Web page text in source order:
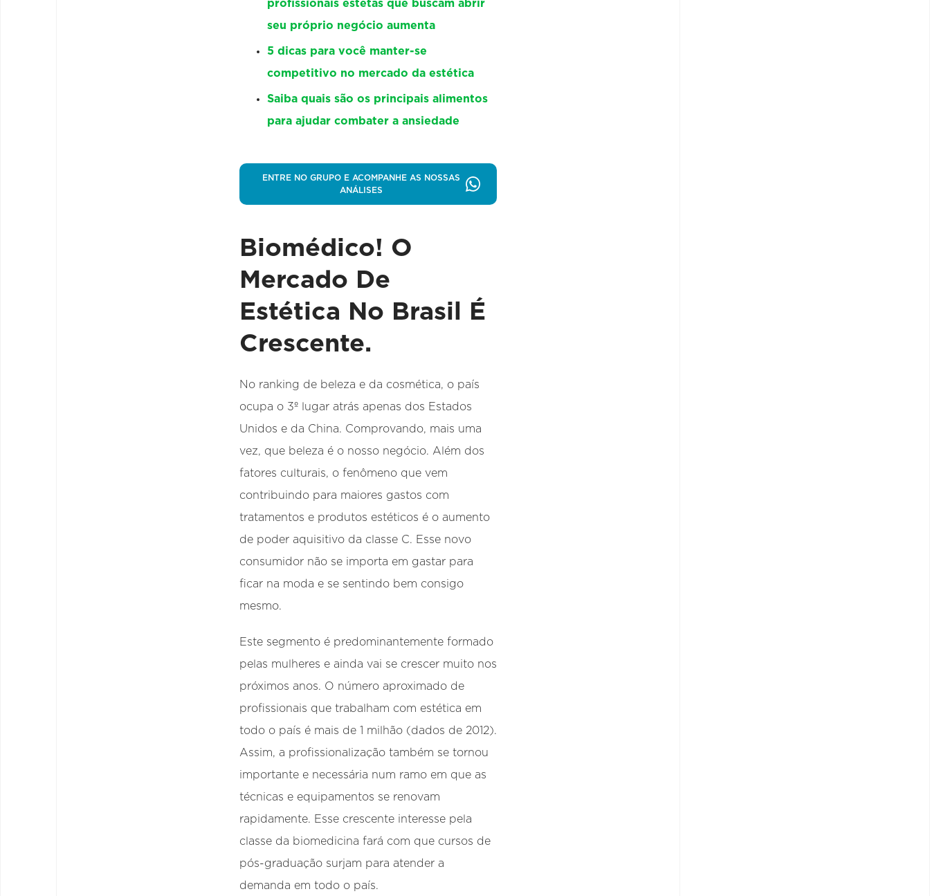
profissionais estetas que buscam abrir
seu próprio negócio aumenta
5 dicas para você manter-se
competitivo no mercado da estética
Saiba quais são os principais alimentos
para ajudar combater a ansiedade
ENTRE NO GRUPO E ACOMPANHE AS NOSSAS
ANÁLISES
Biomédico! O
Mercado De
Estética No Brasil É
Crescente.
No ranking de beleza e da cosmética, o país
ocupa o 3º lugar atrás apenas dos Estados
Unidos e da China. Comprovando, mais uma
vez, que beleza é o nosso negócio. Além dos
fatores culturais, o fenômeno que vem
contribuindo para maiores gastos com
tratamentos e produtos estéticos é o aumento
de poder aquisitivo da classe C. Esse novo
consumidor não se importa em gastar para
ficar na moda e se sentindo bem consigo
mesmo.
Este segmento é predominantemente formado
pelas mulheres e ainda vai se crescer muito nos
próximos anos. O número aproximado de
profissionais que trabalham com estética em
todo o país é mais de 1 milhão (dados de 2012).
Assim, a profissionalização também se tornou
importante e necessária num ramo em que as
técnicas e equipamentos se renovam
rapidamente. Esse crescente interesse pela
classe da biomedicina fará com que cursos de
pós-graduação surjam para atender a
demanda em todo o país.